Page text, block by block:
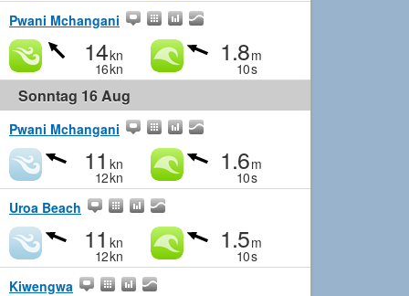
Pwani Mchangani
14kn
16kn
1.8m
10s
Sonntag 16 Aug
Pwani Mchangani
11 kn
12kn
1.6m
10s
Uroa Beach
11 kn
12kn
1.5m
10s
Kiwengwa